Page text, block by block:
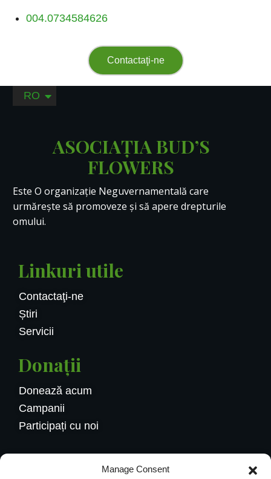
Manage Consent
004.0734584626
Contactaţi-ne
RO
EN
ASOCIAȚIA BUD’S
FLOWERS
Este O organizație Neguvernamentală care
urmărește să promoveze și să apere drepturile
omului.
Linkuri utile
Contactaţi-ne
Știri
Servicii
Donații
Donează acum
Campanii
Participați cu noi
Contactaţi-ne